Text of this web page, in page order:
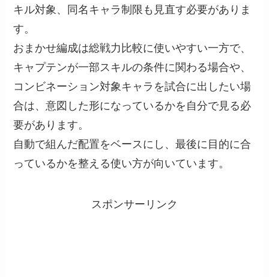
キル対象、同名キャラ制限も見直す必要がありま
す。
おまかせ編成は総戦力比較に使いやすい一方で、
キャプテンが一部スキルの条件に関わる場合や、
コンビネーション対象キャラを試合に出したい場
合は、意図した形になっているかを自分で見る必
要があります。
自動で組んだ配置をベースにし、最後に目的に合
っているかを整える使い方が向いています。
スポンサーリンク